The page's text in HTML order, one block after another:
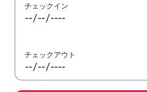
チェックイン
チェックアウト